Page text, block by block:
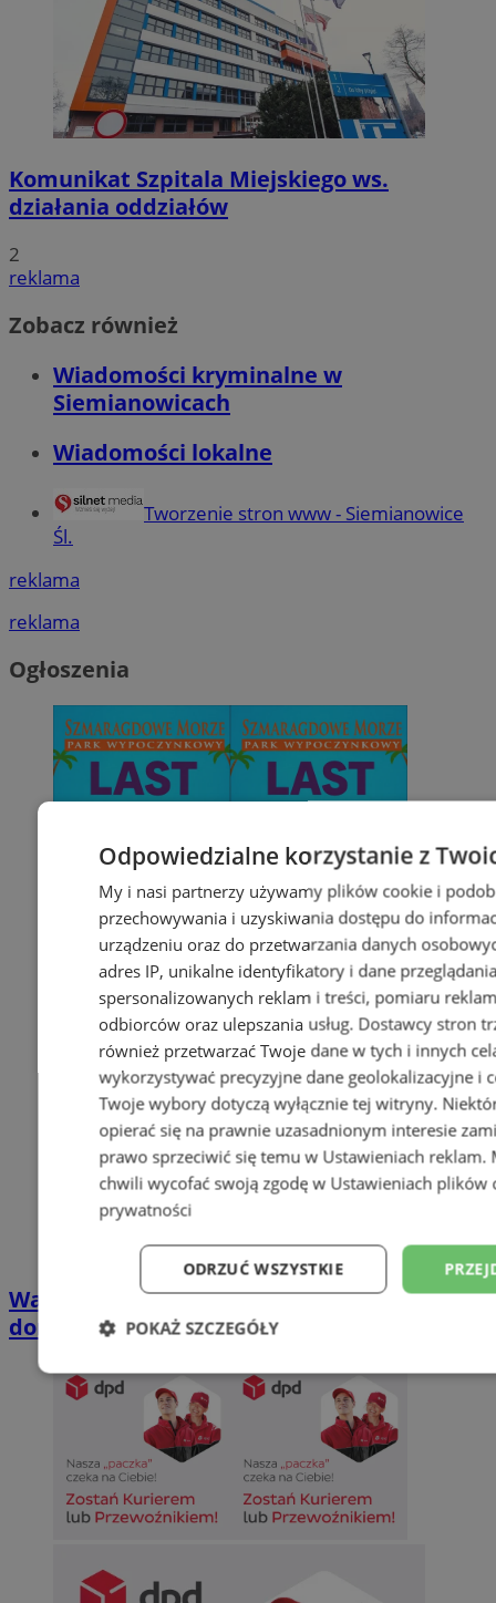
Komunikat Szpitala Miejskiego ws.
działania oddziałów
2
reklama
Zobacz również
Wiadomości kryminalne w
Siemianowicach
Wiadomości lokalne
Tworzenie stron www - Siemianowice
Śl.
reklama
reklama
Ogłoszenia
Wakacyjny wypoczynek nad Bałtykiem w
domkach Szmaragdowe Morze
Odpowiedzialne korzystanie z
My i nasi partnerzy używamy plików cookie i
przechowywania i uzyskiwania dostępu do
urządzeniu oraz do przetwarzania danych
adres IP, unikalne identyfikatory i dane
spersonalizowanych reklam i treści, pomiaru
odbiorców oraz ulepszania usług. Dostawcy stron
również przetwarzać Twoje dane w tych i innych
wykorzystywać precyzyjne dane geolokalizacyjne i
Twoje wybory dotyczą wyłącznie tej witryny.
opierać się na prawnie uzasadnionym interesie
prawo sprzeciwić się temu w Ustawieniach reklam.
chwili wycofać swoją zgodę w Ustawieniach plików
prywatności
ODRZUĆ WSZYSTKIE
POKAŻ SZCZEGÓŁY
Niezbędne Wydajność
Niesklasyfikowane